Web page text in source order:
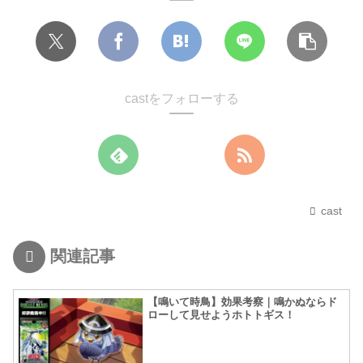
castをフォローする
cast
関連記事
【鳴いて時鳥】効果考察｜鳴かぬならド
ローして見せようホトトギス！